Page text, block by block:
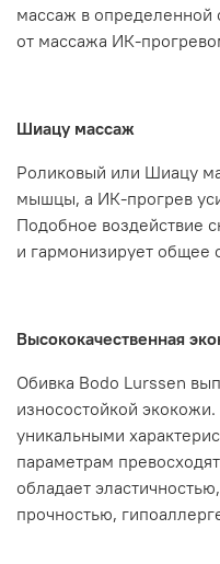
массаж в определенной
от массажа ИК-
Шиацу массаж
Роликовый или Шиацу
мышцы, а ИК-прогрев
Подобное воздействие
и гармонизирует общее
Высококачественная
Обивка Bodo Lurssen
износостойкой
уникальными
параметрам
обладает
прочностью,